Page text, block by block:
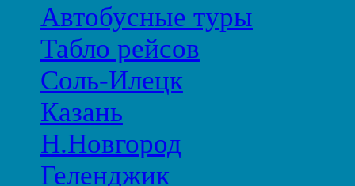
Автобусные туры
Табло рейсов
Соль-Илецк
Казань
Н.Новгород
Геленджик